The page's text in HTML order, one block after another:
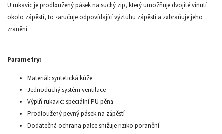
U rukavic je prodloužený pásek na suchý zip, který umožňuje dvojité vinutí
okolo zápěstí, to zaručuje odpovídající výztuhu zápěstí a zabraňuje jeho
zranění.
Parametry:
Materiál: syntetická kůže
Jednoduchý systém ventilace
Výplň rukavic: speciální PU pěna
Prodloužený pevný pásek na zápěstí
Dodatečná ochrana palce snižuje riziko poranění